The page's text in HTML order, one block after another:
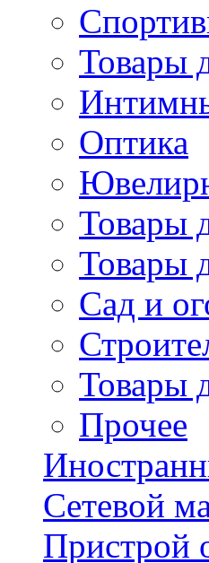
Товары
Оптика
Товары
Товары
Сад и
Товары
Прочее
Сетевой
Пристрой